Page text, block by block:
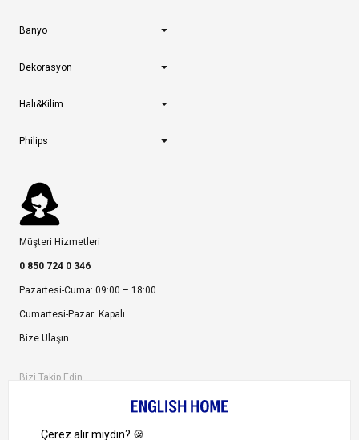
Banyo
Dekorasyon
Halı&Kilim
Philips
Müşteri Hizmetleri
0 850 724 0 346
Pazartesi-Cuma: 09:00 – 18:00
Cumartesi-Pazar: Kapalı
Bize Ulaşın
Bizi Takip Edin